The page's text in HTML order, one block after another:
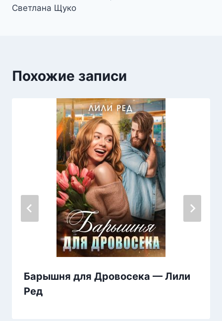
записям
Светлана Щуко
Похожие записи
Барышня для Дровосека — Лили
Ред